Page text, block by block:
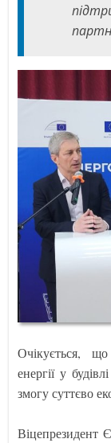
Очікується,
енергії у
змогу суттєво
Віцепрезидент